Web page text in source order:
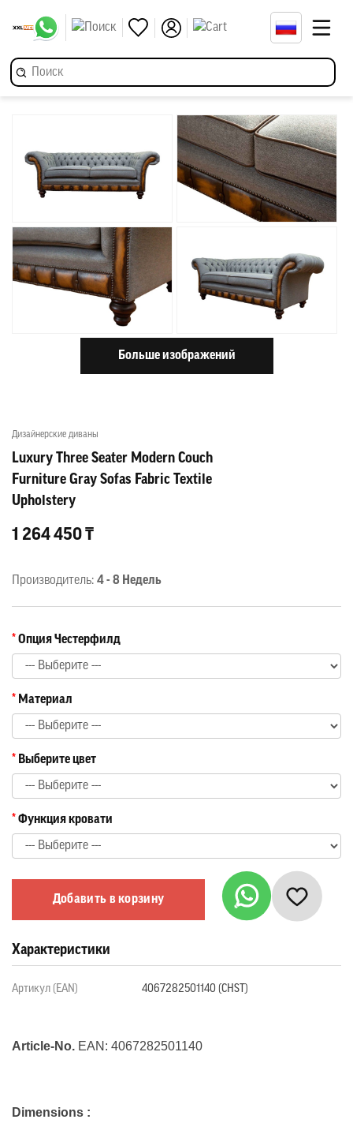
Больше изображений
Дизайнерские диваны
Luxury Three Seater Modern Couch
Furniture Gray Sofas Fabric Textile
Upholstery
1 264 450 ₸
Производитель: 4 - 8 Недель
Опция Честерфилд
Материал
Выберите цвет
Функция кровати
Добавить в корзину
Характеристики
Артикул (EAN) 4067282501140 (CHST)
Article-No. EAN: 4067282501140
Dimensions :